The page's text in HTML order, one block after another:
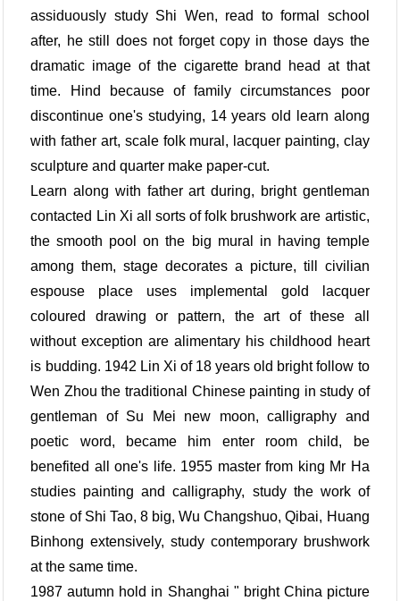
assiduously study Shi Wen, read to formal school
after, he still does not forget copy in those days the
dramatic image of the cigarette brand head at that
time. Hind because of family circumstances poor
discontinue one's studying, 14 years old learn along
with father art, scale folk mural, lacquer painting, clay
sculpture and quarter make paper-cut.
Learn along with father art during, bright gentleman
contacted Lin Xi all sorts of folk brushwork are artistic,
the smooth pool on the big mural in having temple
among them, stage decorates a picture, till civilian
espouse place uses implemental gold lacquer
coloured drawing or pattern, the art of these all
without exception are alimentary his childhood heart
is budding. 1942 Lin Xi of 18 years old bright follow to
Wen Zhou the traditional Chinese painting in study of
gentleman of Su Mei new moon, calligraphy and
poetic word, became him enter room child, be
benefited all one's life. 1955 master from king Mr Ha
studies painting and calligraphy, study the work of
stone of Shi Tao, 8 big, Wu Changshuo, Qibai, Huang
Binhong extensively, study contemporary brushwork
at the same time.
1987 autumn hold in Shanghai " bright China picture